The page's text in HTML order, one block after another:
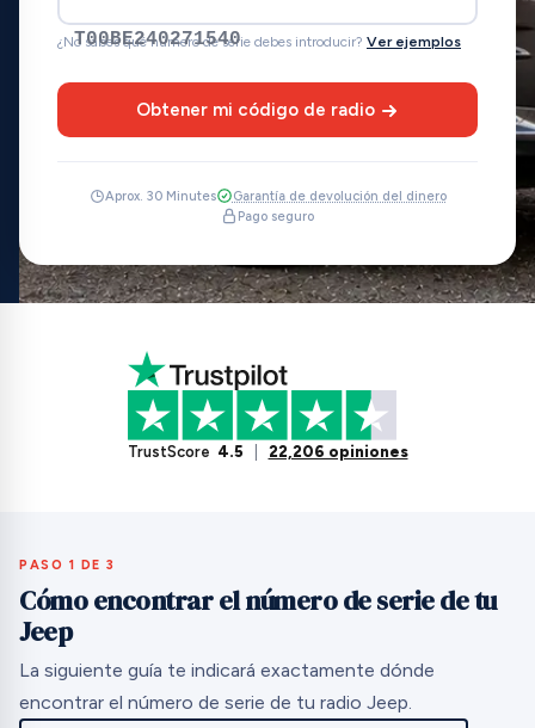
T00BE240271540
¿No sabes qué número de serie debes introducir? Ver ejemplos
Obtener mi código de radio
Aprox. 30 Minutes
Garantía de devolución del dinero
Pago seguro
TrustScore 4.5 22,206 opiniones
PASO 1 DE 3
Cómo encontrar el número de serie de tu
Jeep
La siguiente guía te indicará exactamente dónde
encontrar el número de serie de tu radio Jeep.